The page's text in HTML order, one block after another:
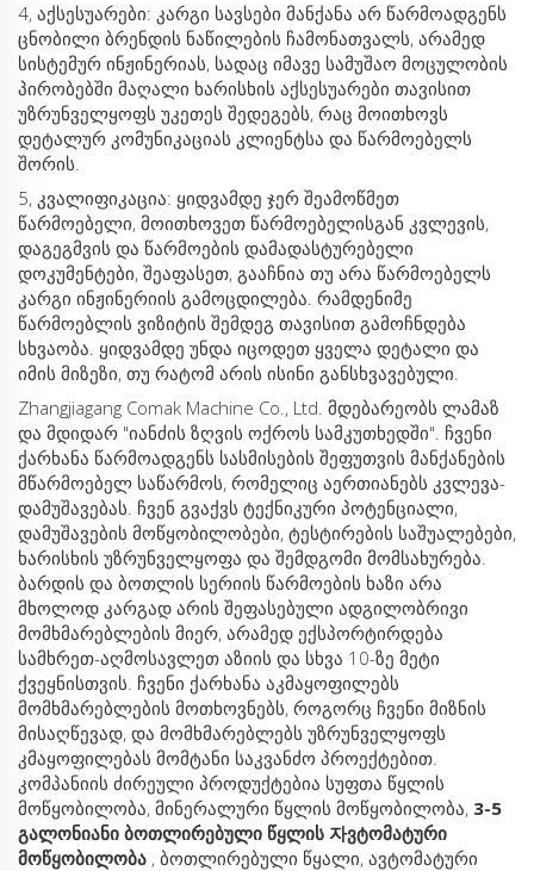
4, აქსესუარები: კარგი სავსები მანქანა არ წარმოადგენს
ცნობილი ბრენდის ნაწილების ჩამონათვალს, არამედ
სისტემურ ინჟინერიას, სადაც იმავე სამუშაო მოცულობის
პირობებში მაღალი ხარისხის აქსესუარები თავისით
უზრუნველყოფს უკეთეს შედეგებს, რაც მოითხოვს
დეტალურ კომუნიკაციას კლიენტსა და წარმოებელს
შორის.
5, კვალიფიკაცია: ყიდვამდე ჯერ შეამოწმეთ
წარმოებელი, მოითხოვეთ წარმოებელისგან კვლევის,
დაგეგმვის და წარმოების დამადასტურებელი
დოკუმენტები, შეაფასეთ, გააჩნია თუ არა წარმოებელს
კარგი ინჟინერიის გამოცდილება. რამდენიმე
წარმოებლის ვიზიტის შემდეგ თავისით გამოჩნდება
სხვაობა. ყიდვამდე უნდა იცოდეთ ყველა დეტალი და
იმის მიზეზი, თუ რატომ არის ისინი განსხვავებული.
Zhangjiagang Comak Machine Co., Ltd. მდებარეობს ლამაზ
და მდიდარ "იანძის ზღვის ოქროს სამკუთხედში". ჩვენი
ქარხანა წარმოადგენს სასმისების შეფუთვის მანქანების
მწარმოებელ საწარმოს, რომელიც აერთიანებს კვლევა-
დამუშავებას. ჩვენ გვაქვს ტექნიკური პოტენციალი,
დამუშავების მოწყობილობები, ტესტირების საშუალებები,
ხარისხის უზრუნველყოფა და შემდგომი მომსახურება.
ბარდის და ბოთლის სერიის წარმოების ხაზი არა
მხოლოდ კარგად არის შეფასებული ადგილობრივი
მომხმარებლების მიერ, არამედ ექსპორტირდება
სამხრეთ-აღმოსავლეთ აზიის და სხვა 10-ზე მეტი
ქვეყნისთვის. ჩვენი ქარხანა აკმაყოფილებს
მომხმარებლების მოთხოვნებს, როგორც ჩვენი მიზნის
მისაღწევად, და მომხმარებლებს უზრუნველყოფს
კმაყოფილებას მომტანი საკვანძო პროექტებით.
კომპანიის ძირეული პროდუქტებია სუფთა წყლის
მოწყობილობა, მინერალური წყლის მოწყობილობა, 3-5
გალონიანი ბოთლირებული წყლის 자ვტომატური
მოწყობილობა , ბოთლირებული წყალი, ავტომატური